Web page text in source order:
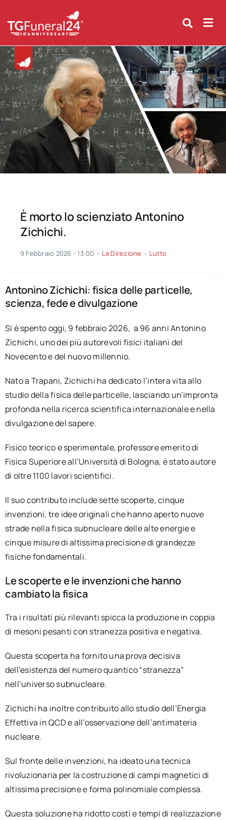
content
È morto lo scienziato Antonino
Zichichi.
9 Febbraio 2026 - 13:00 - La Direzione - Lutto
Antonino Zichichi: fisica delle particelle,
scienza, fede e divulgazione
Si è spento oggi, 9 febbraio 2026, a 96 anni Antonino
Zichichi, uno dei più autorevoli fisici italiani del
Novecento e del nuovo millennio.
Nato a Trapani, Zichichi ha dedicato l’intera vita allo
studio della fisica delle particelle, lasciando un’impronta
profonda nella ricerca scientifica internazionale e nella
divulgazione del sapere.
Fisico teorico e sperimentale, professore emerito di
Fisica Superiore all’Università di Bologna, è stato autore
di oltre 1100 lavori scientifici.
Il suo contributo include sette scoperte, cinque
invenzioni, tre idee originali che hanno aperto nuove
strade nella fisica subnucleare delle alte energie e
cinque misure di altissima precisione di grandezze
fisiche fondamentali.
Le scoperte e le invenzioni che hanno
cambiato la fisica
Tra i risultati più rilevanti spicca la produzione in coppia
di mesoni pesanti con stranezza positiva e negativa.
Questa scoperta ha fornito una prova decisiva
dell’esistenza del numero quantico “stranezza”
nell’universo subnucleare.
Zichichi ha inoltre contribuito allo studio dell’Energia
Effettiva in QCD e all’osservazione dell’antimateria
nucleare.
Sul fronte delle invenzioni, ha ideato una tecnica
rivoluzionaria per la costruzione di campi magnetici di
altissima precisione e forma polinomiale complessa.
Questa soluzione ha ridotto costi e tempi di realizzazione